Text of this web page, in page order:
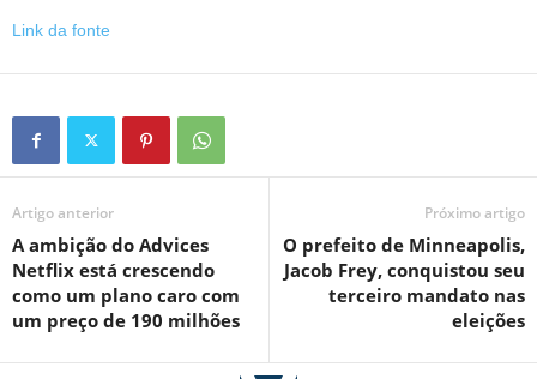
Link da fonte
Artigo anterior
A ambição do Advices
Netflix está crescendo
como um plano caro com
um preço de 190 milhões
Próximo artigo
O prefeito de Minneapolis,
Jacob Frey, conquistou seu
terceiro mandato nas
eleições